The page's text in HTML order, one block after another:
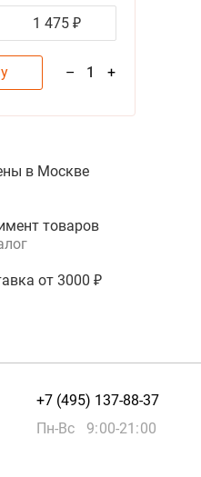
1 475 ₽
– 1 +
в Москве
товаров
от 3000 ₽
+7 (495) 137-88-37
Пн-Вс 9:00-21:00